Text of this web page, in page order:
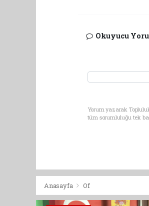
Okuyucu
Yorum yazarak
tüm sorumluluğu tek
Anasayfa Of